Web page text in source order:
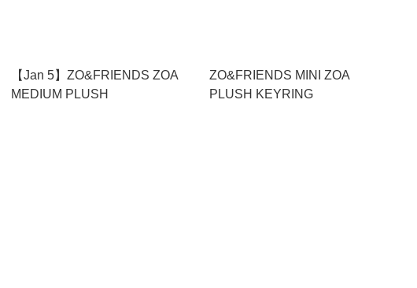
【Jan 5】ZO&FRIENDS ZOA
MEDIUM PLUSH
ZO&FRIENDS MINI ZOA
PLUSH KEYRING